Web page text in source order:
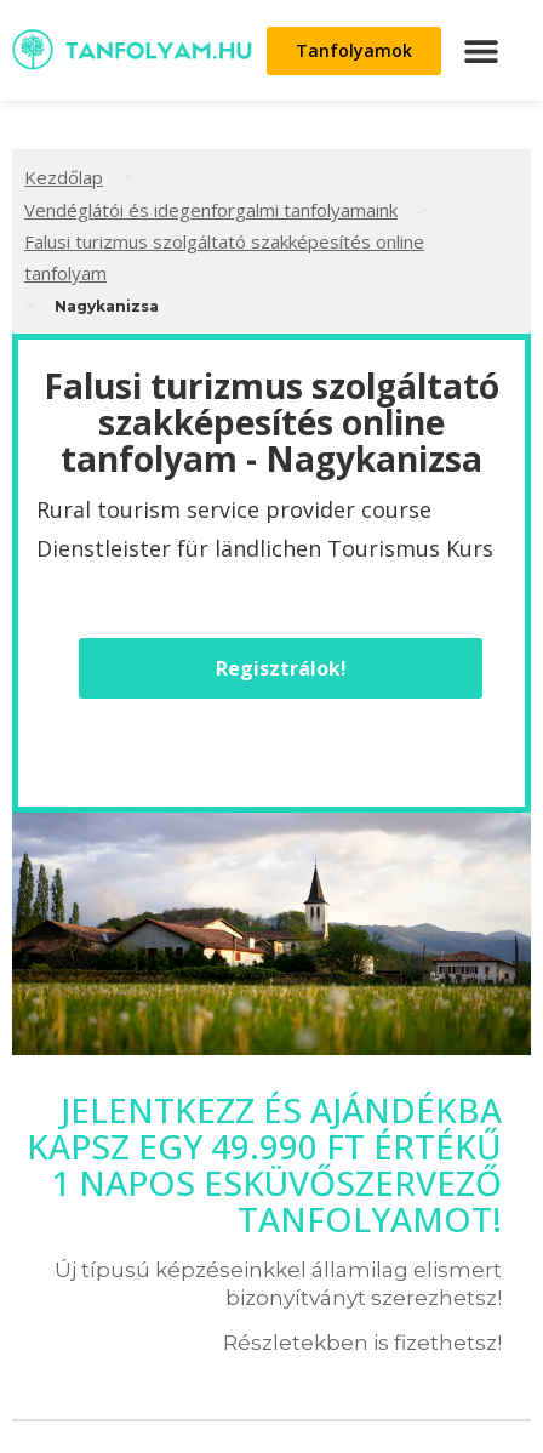
Tanfolyamok
Kezdőlap
Vendéglátói és idegenforgalmi tanfolyamaink
Falusi turizmus szolgáltató szakképesítés online
tanfolyam
Nagykanizsa
Falusi turizmus szolgáltató
szakképesítés online
tanfolyam - Nagykanizsa
Rural tourism service provider course
Dienstleister für ländlichen Tourismus Kurs
Regisztrálok!
JELENTKEZZ ÉS AJÁNDÉKBA
KAPSZ EGY 49.990 FT ÉRTÉKŰ
1 NAPOS ESKÜVŐSZERVEZŐ
TANFOLYAMOT!
Új típusú képzéseinkkel államilag elismert
bizonyítványt szerezhetsz!
Részletekben is fizethetsz!